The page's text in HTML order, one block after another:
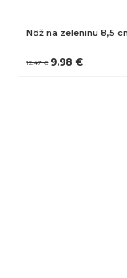
Nôž na zeleninu 8,5
12.47 € 9.98 €